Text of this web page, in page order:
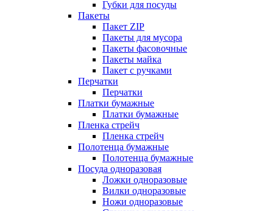
Губки для посуды
Пакеты
Пакет ZIP
Пакеты для мусора
Пакеты фасовочные
Пакеты майка
Пакет с ручками
Перчатки
Перчатки
Платки бумажные
Платки бумажные
Пленка стрейч
Пленка стрейч
Полотенца бумажные
Полотенца бумажные
Посуда одноразовая
Ложки одноразовые
Вилки одноразовые
Ножи одноразовые